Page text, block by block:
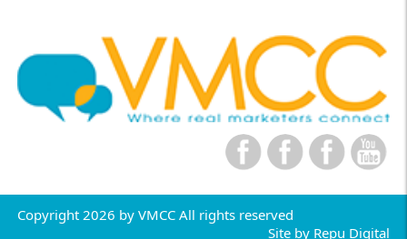
Copyright 2026 by VMCC All rights reserved
Site by Repu Digital